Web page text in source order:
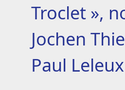
Troclet »,
Jochen
Paul Leleux